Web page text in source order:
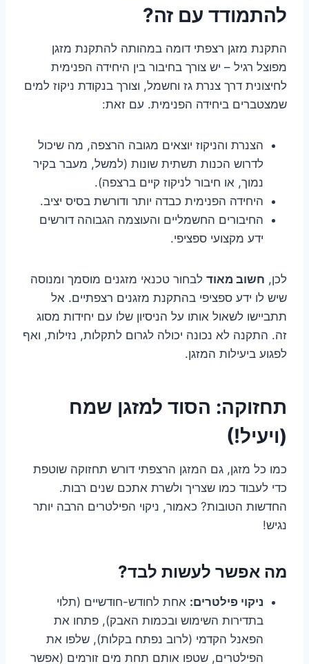
להתמודד עם זה?
התקנת מזגן רצפתי דומה במהותה להתקנת מזגן
מפוצל רגיל – יש צורך בחיבור בין היחידה הפנימית
לחיצונית דרך צנרת גז וחשמל, וצורך בנקודת ניקוז למים
שמצטברים ביחידה הפנימית. עם זאת:
הצנרת והניקוז יוצאים מגובה הרצפה, מה שיכול
לדרוש הכנות תשתית שונות (למשל, מעבר בקיר
נמוך, או חיבור לניקוז קיים ברצפה).
היחידה הפנימית כבדה יותר ודורשת בסיס יציב.
החיבורים החשמליים והעוצמה הגבוהה דורשים
ידע מקצועי ספציפי.
לכן, חשוב מאוד לבחור טכנאי מזגנים מוסמך ומנוסה
שיש לו ידע ספציפי בהתקנת מזגנים רצפתיים. אל
תתביישו לשאול אותו על הניסיון שלו עם יחידות מסוג
זה. התקנה לא נכונה יכולה לגרום לתקלות, נזילות, ואף
לפגוע ביעילות המזגן.
תחזוקה: הסוד למזגן שמח
(ויעיל!)
כמו כל מזגן, גם המזגן הרצפתי דורש תחזוקה שוטפת
כדי לעבוד כמו שצריך ולשרת אתכם שנים רבות.
החדשות הטובות? כאמור, ניקוי הפילטרים הרבה יותר
נגיש!
מה אפשר לעשות לבד?
ניקוי פילטרים: אחת לחודש-חודשיים (תלוי
בתדירות השימוש ובכמות האבק), פתחו את
הפאנל הקדמי (לרוב נפתח בקלות), שלפו את
הפילטרים, שטפו אותם תחת מים זורמים (אפשר